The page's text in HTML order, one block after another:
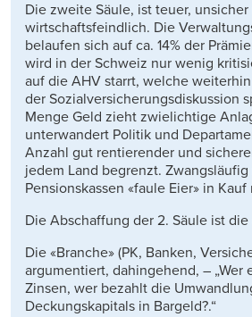
Die zweite Säule, ist teuer, unsicher
wirtschaftsfeindlich. Die
belaufen sich auf ca. 14% der
wird in der Schweiz nur wenig
auf die AHV starrt, welche
der Sozialversicherungsdiskussion
Menge Geld zieht zwielichtige
unterwandert Politik und
Anzahl gut rentierender und
jedem Land begrenzt. Zwangsläufig
Pensionskassen «faule Eier» in
Die Abschaffung der 2. Säule ist
Die «Branche» (PK, Banken,
argumentiert, dahingehend, – „Wer
Zinsen, wer bezahlt die
Deckungskapitals in Bargeld?.“